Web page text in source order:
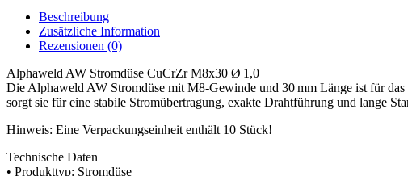
Beschreibung
Zusätzliche Information
Rezensionen (0)
Alphaweld AW Stromdüse CuCrZr M8x30 Ø 1,0
Die Alphaweld AW Stromdüse mit M8-Gewinde und 30 mm Länge ist für
sorgt sie für eine stabile Stromübertragung, exakte Drahtführung und lange
Hinweis: Eine Verpackungseinheit enthält 10 Stück!
Technische Daten
• Produkttyp: Stromdüse